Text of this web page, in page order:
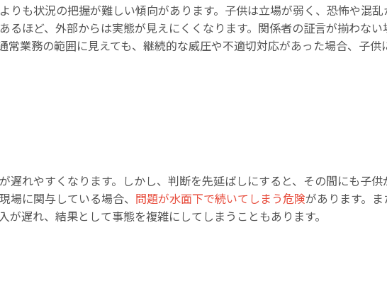
りも状況の把握が難しい傾向があります。子供は立場が弱く、恐怖や混
ほど、外部からは実態が見えにくくなります。関係者の証言が揃わない
常業務の範囲に見えても、継続的な威圧や不適切対応があった場合、子供
遅れやすくなります。しかし、判断を先延ばしにすると、その間にも子
に関与している場合、 問題が水面下で続いてしまう危険があります。
遅れ、結果として事態を複雑にしてしまうこともあります。